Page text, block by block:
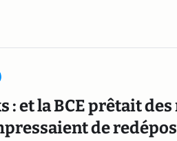
: et la BCE prêtait
de